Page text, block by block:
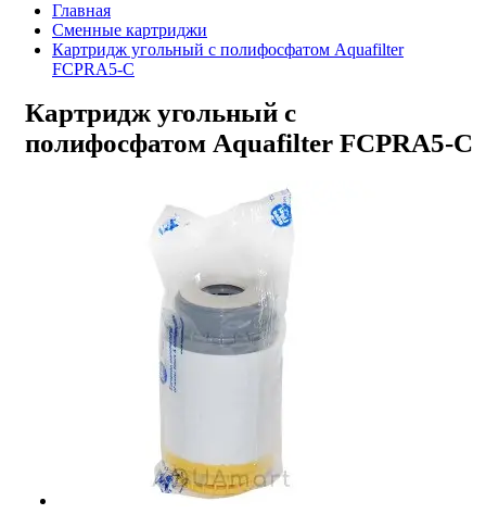
Главная
Сменные картриджи
Картридж угольный c полифосфатом Aquafilter
FCPRA5-C
Картридж угольный c
полифосфатом Aquafilter FCPRA5-C